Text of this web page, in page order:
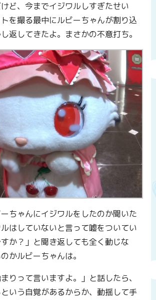
ど、今までイジワルしすぎたせい
を撮る最中にルビーちゃんが割り込
返してきたよ。まさかの不意打ち。
ちゃんにイジワルをしたのか聞いた
はしていないと言って嘘をついてい
か？」と聞き返しても全く動じな
かルビーちゃんは。
りって言いますよ。」と話したら、
いう自覚があるからか、動揺して手